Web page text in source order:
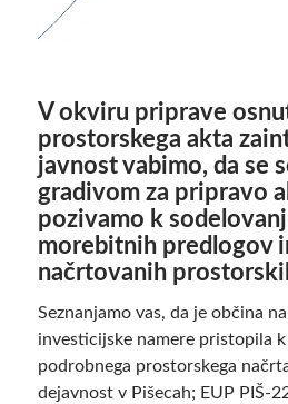
V okviru priprave
prostorskega akta
javnost vabimo, da se
gradivom za pripravo
pozivamo k
morebitnih predlogov
načrtovanih
Seznanjamo vas, da je občina
investicijske namere pristopila
podrobnega prostorskega
dejavnost v Pišecah; EUP PIŠ-